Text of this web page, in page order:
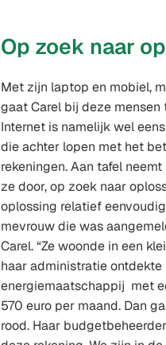
Op zoek naar
Met zijn laptop en mobiel,
gaat Carel bij deze mensen
Internet is namelijk wel
die achter lopen met het
rekeningen. Aan tafel
ze door, op zoek naar
oplossing relatief
mevrouw die was
Carel. “Ze woonde in een
haar administratie
energiemaatschappij met
570 euro per maand. Dan
rood. Haar